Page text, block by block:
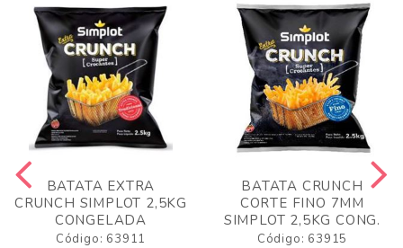
BATATA EXTRA
CRUNCH SIMPLOT 2,5KG
CONGELADA
Código: 63911
BATATA CRUNCH
CORTE FINO 7MM
SIMPLOT 2,5KG CONG.
Código: 63915